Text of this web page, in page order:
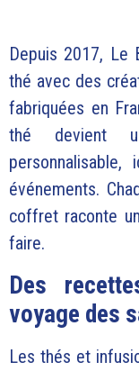
Depuis 2017, Le
thé avec des
fabriquées en
thé devient
événements.
coffret raconte
faire.
Des
voyage des
Les thés et